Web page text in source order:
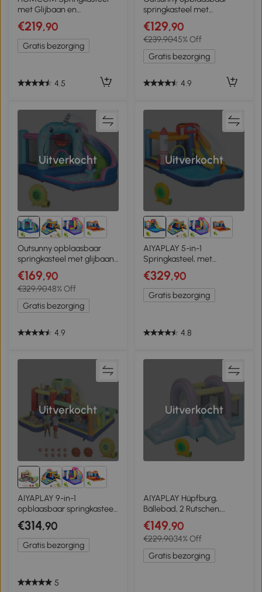
met Glijbaan en
Veiligheidsnet, tot 100 kg, 3-
10 jaar, 300x180x160cm
€219,90
Gratis bezorging
4.5
springkasteel met
elektrische pomp voor 2
kinderen octopus ontwerp
360 x 175 x 180 cm
€129,90
€239,9045% Off
Gratis bezorging
4.9
Uitverkocht
4+
Outsunny opblaasbaar
springkasteel met glijbaan,
springkussen, waterbassin,
waterstralen, 330 x 280 x
200 cm
€169,90
€329,9048% Off
Gratis bezorging
4.9
Uitverkocht
AIYAPLAY 5-in-1
Springkasteel, met
Waterglijbaan, Plonsbad,
Waterspuit, Snel
Opblaasbaar, 360 x 250 x
195 cm, Kleurrijk
€329,90
Gratis bezorging
4.8
Uitverkocht
AIYAPLAY 9-in-1
opblaasbaar springkasteel
met blower glijbaan
plonsbad waterpistool
voor 3-8 jaar 330x290x185
cm Veelkleurig
€314,90
Gratis bezorging
5
Uitverkocht
AIYAPLAY Hüpfburg,
Bällebad, 2 Rutschen,
Oxford-Gewebe, UV-
beständig, Gebläse, Bunt
€149,90
€229,9034% Off
Gratis bezorging